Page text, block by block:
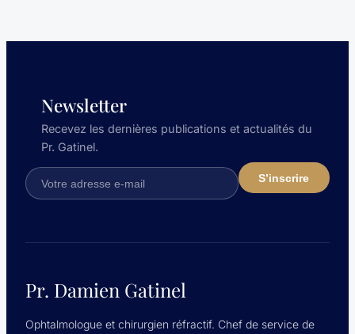
Newsletter
Recevez les dernières publications et actualités du
Pr. Gatinel.
Pr. Damien Gatinel
Ophtalmologue et chirurgien réfractif. Chef de service de